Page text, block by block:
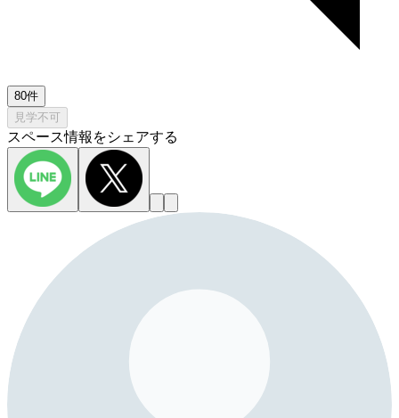
80件
見学不可
スペース情報をシェアする